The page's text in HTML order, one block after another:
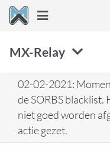
Ga
naar
Toggle
Over Ons
Nieuws
Kenniscentrum
MX-Relay
SMTP
Inbox Defense
02-02-2021:
de SORBS
niet goed worden
actie gezet.